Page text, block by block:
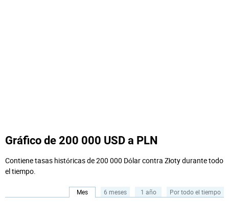
Gráfico de 200 000 USD a PLN
Contiene tasas históricas de 200 000 Dólar contra Złoty durante todo
el tiempo.
Mes 6 meses 1 año Por todo el tiempo